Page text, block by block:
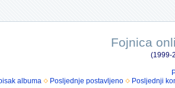
Fojnica
(1999-
albuma
Posljednje postavljeno Posljednji